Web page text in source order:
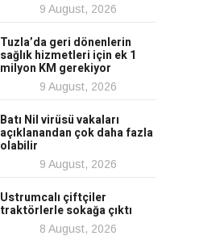
9 August, 2026
Tuzla’da geri dönenlerin
sağlık hizmetleri için ek 1
milyon KM gerekiyor
9 August, 2026
Batı Nil virüsü vakaları
açıklanandan çok daha fazla
olabilir
9 August, 2026
Ustrumcalı çiftçiler
traktörlerle sokağa çıktı
8 August, 2026